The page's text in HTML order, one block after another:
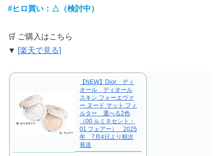
#ヒロ買い：△（検討中）
🛒 ご購入はこちら
▼ [楽天で見る]
【NEW】Dior ディ
オール ディオール
スキン フォーエヴァ
ー ヌード マット フィ
ルター 選べる2色
（00 ルミネセント・
01 フェアー） 2025
年 7月4日より順次
発送